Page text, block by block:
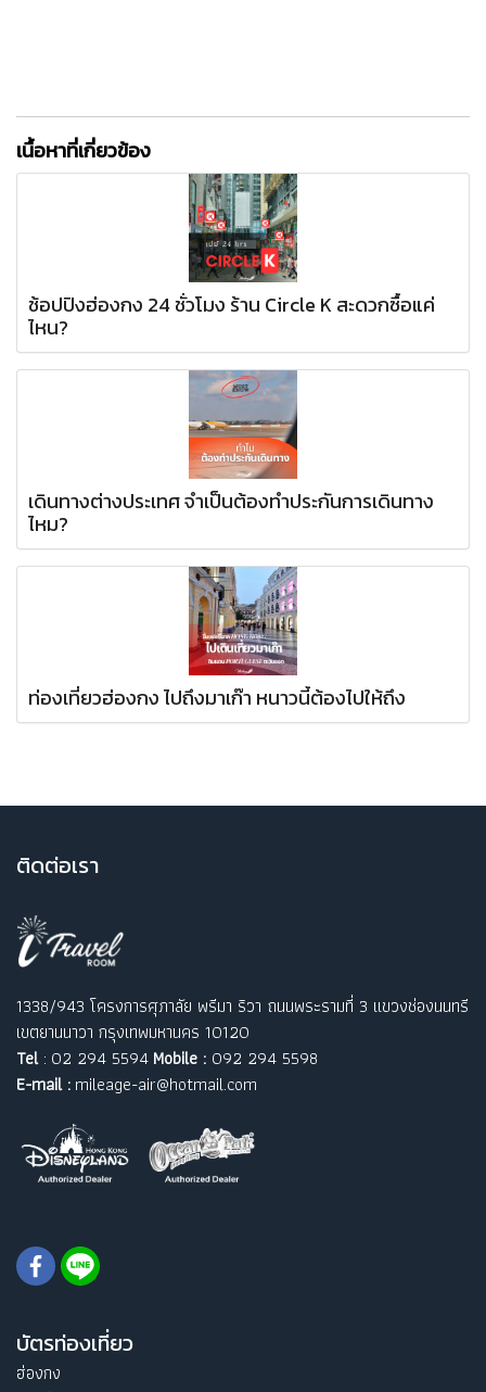
เนื้อหาที่เกี่ยวข้อง
ช้อปปิงฮ่องกง 24 ชั่วโมง ร้าน Circle K สะดวกซื้อแค่
ไหน?
เดินทางต่างประเทศ จำเป็นต้องทำประกันการเดินทาง
ไหม?
ท่องเที่ยวฮ่องกง ไปถึงมาเก๊า หนาวนี้ต้องไปให้ถึง
ติดต่อเรา
1338/943 โครงการศุภาลัย พรีมา ริวา ถนนพระรามที่ 3 แขวงช่องนนทรี
เขตยานนาวา กรุงเทพมหานคร 10120
Tel: 02 294 5594 Mobile : 092 294 5598
E-mail : mileage-air@hotmail.com
บัตรท่องเที่ยว
ฮ่องกง